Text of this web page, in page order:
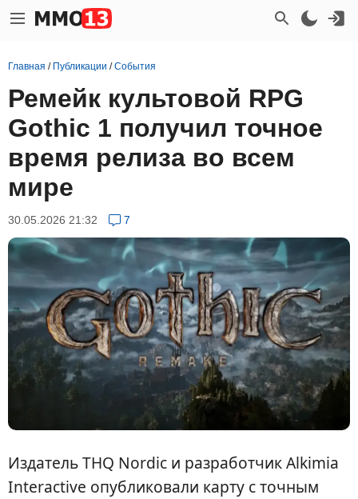
Главная / Публикации /События
Ремейк культовой RPG
Gothic 1 получил точное
время релиза во всем
мире
30.05.2026 21:32 7
Издатель THQ Nordic и разработчик Alkimia
Interactive опубликовали карту с точным